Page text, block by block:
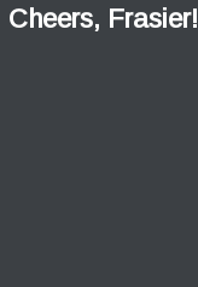
Cheers, Frasier!